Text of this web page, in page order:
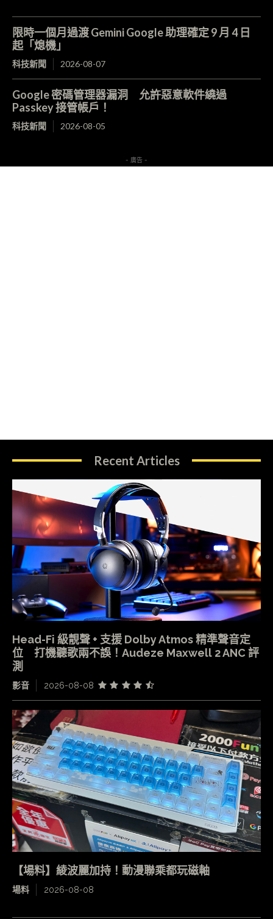
限時一個月過渡 Gemini Google 助理確定 9 月 4 日
起「熄機」
科技新聞 2026-08-07
Google 密碼管理器漏洞 允許惡意軟件繞過
Passkey 接管帳戶！
科技新聞 2026-08-05
- 廣告 -
Recent Articles
Head-Fi 級靚聲 + 支援 Dolby Atmos 精準聲音定
位 打機聽歌兩不誤！Audeze Maxwell 2 ANC 評
測
影音 2026-08-08
【場料】綾波麗加持！動漫聯乘都玩磁軸
場料 2026-08-08